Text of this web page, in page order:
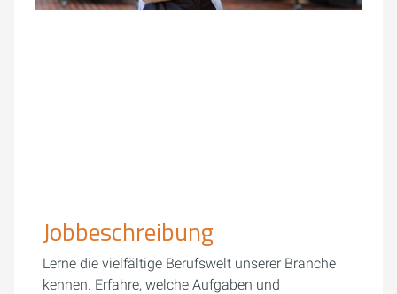
Jobbeschreibung
Lerne die vielfältige Berufswelt unserer Branche
kennen. Erfahre, welche Aufgaben und